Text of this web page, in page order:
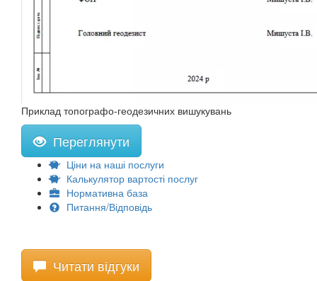
Приклад топографо-геодезичних вишукувань
Переглянути
Ціни на наші послуги
Калькулятор вартості послуг
Нормативна база
Питання/Відповідь
Читати відгуки